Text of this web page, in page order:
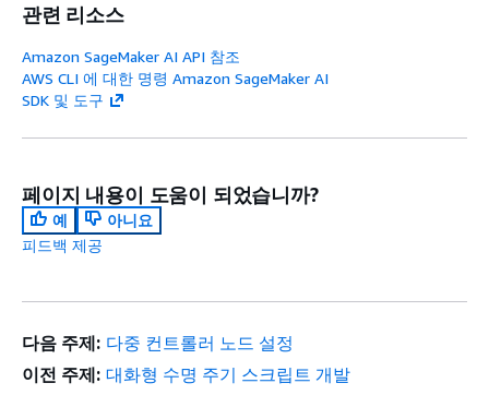
관련 리소스
Amazon SageMaker AI API 참조
AWS CLI 에 대한 명령 Amazon SageMaker AI
SDK 및 도구
페이지 내용이 도움이 되었습니까?
예
아니요
피드백 제공
다음 주제: 다중 컨트롤러 노드 설정
이전 주제: 대화형 수명 주기 스크립트 개발